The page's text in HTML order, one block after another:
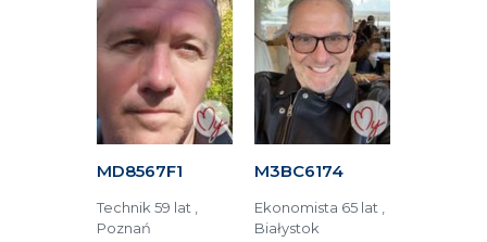
MD8567F1
Technik 59 lat ,
Poznań
M3BC6174
Ekonomista 65 lat ,
Białystok